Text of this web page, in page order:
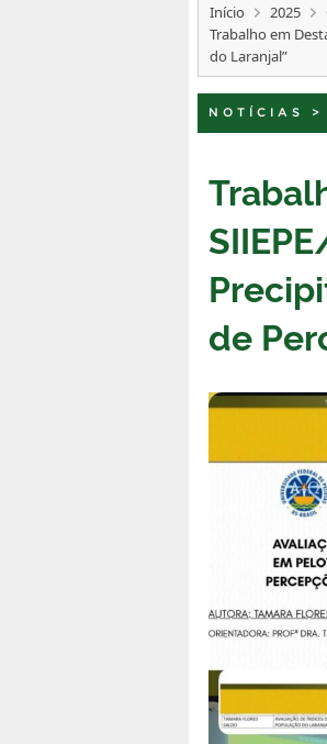
Início 2025
Trabalho em
do Laranjal”
NOTÍCIAS >
de